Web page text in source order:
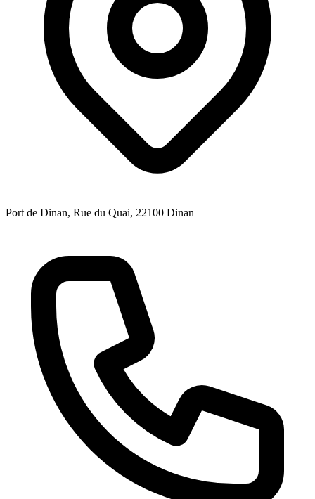
Port de Dinan, Rue du Quai, 22100 Dinan